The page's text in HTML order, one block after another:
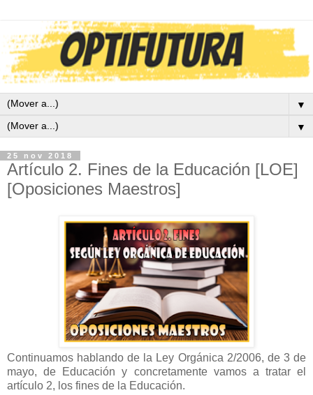
▼
▼
25 nov 2018
Artículo 2. Fines de la Educación [LOE]
[Oposiciones Maestros]
Continuamos hablando de la Ley Orgánica 2/2006, de 3 de
mayo, de Educación y concretamente vamos a tratar el
artículo 2, los fines de la Educación.